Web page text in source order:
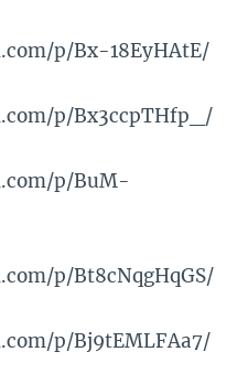
p/Bx-18EyHAtE/
p/Bx3ccpTHfp_/
p/BuM-
p/Bt8cNqgHqGS/
p/Bj9tEMLFAa7/